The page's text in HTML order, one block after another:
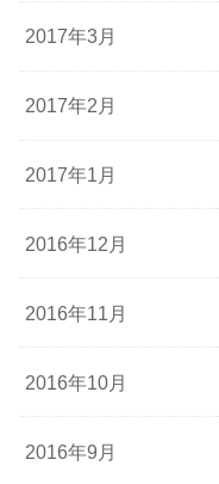
2017年3月
2017年2月
2017年1月
2016年12月
2016年11月
2016年10月
2016年9月